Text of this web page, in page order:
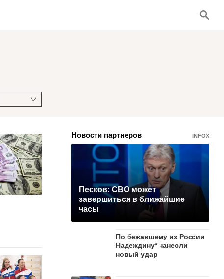
Новости партнеров INFOX
Песков: СВО может
завершиться в ближайшие
часы
По бежавшему из России
Надеждину* нанесли
новый удар